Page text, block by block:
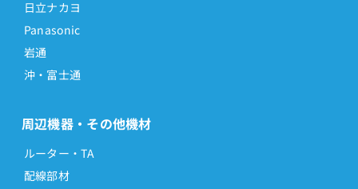
日立ナカヨ
Panasonic
岩通
沖・富士通
周辺機器・その他機材
ルーター・TA
配線部材